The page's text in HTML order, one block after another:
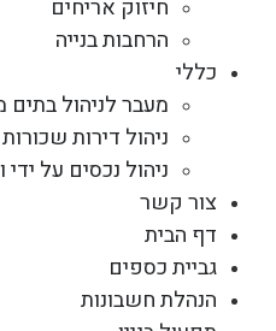
חיזוק אריחים
הרחבות בנייה
כללי
מעבר לניהול בתים
ניהול דירות שכורות
ניהול נכסים על ידי
צור קשר
דף הבית
גביית כספים
הנהלת חשבונות